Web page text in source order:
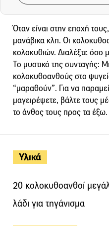
Υλικά
20 κολοκυθοανθοί
λάδι για τηγάνισμα
Όταν είναι στην εποχή
μανάβικα κλπ. Οι
κολοκυθιών. Διαλέξτε όσο
Το μυστικό της συνταγής:
κολοκυθοανθούς στο
“μαραθούν”. Για να
μαγειρέψετε, βάλτε τους
το άνθος τους προς τα έξω.